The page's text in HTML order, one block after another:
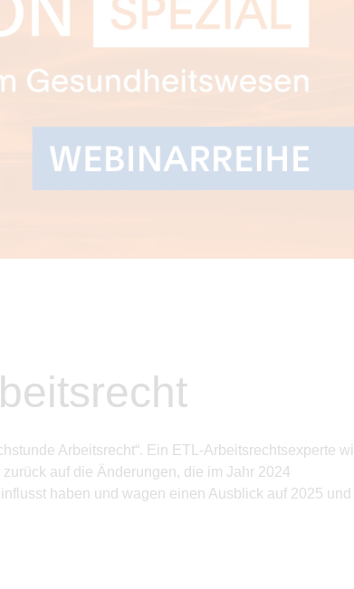
Arbeitsrecht“. Ein ETL-Arbeitsrechtsexperte
auf die Änderungen, die im Jahr 2024
haben und wagen einen Ausblick auf 2025 und